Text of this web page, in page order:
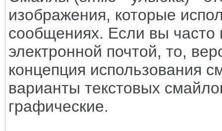
изображения, которые
сообщениях. Если вы часто
электронной почтой, то,
концепция использования
варианты текстовых
графические.